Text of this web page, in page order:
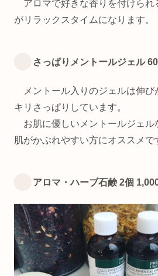
アロマで好きな香りを付けられ
がリラックスタイムになります。
さっぱりメントールジェル
メントール入りのジェルは伸び
キリさっぱりしています。
お肌に優しいメントールジェル
肌がかぶれやすい方にオススメで
アロマ・ハーブ石鹸 2個